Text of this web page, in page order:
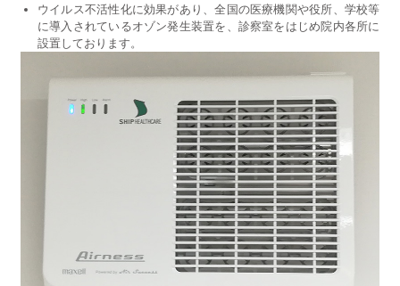
ウイルス不活性化に効果があり、全国の医療機関や役所、学校等
に導入されているオゾン発生装置を、診察室をはじめ院内各所に
設置しております。